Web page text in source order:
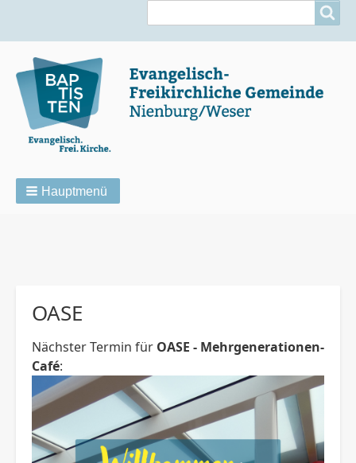
Hauptmenü
OASE
Nächster Termin für OASE - Mehrgenerationen-
Café: